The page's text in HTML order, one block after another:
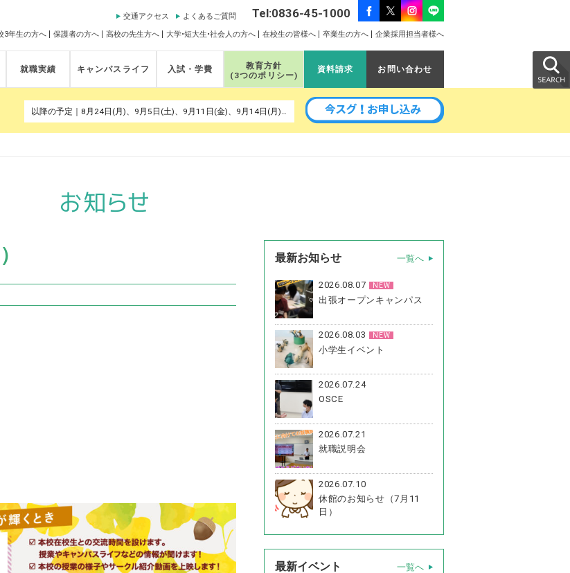
3年生の方へ 保護者の方へ 高校の先生方へ 大学•短大生•社会人の方へ 在校生の皆様へ 卒業生の方へ 企業採用担当者様へ
Tel:0836-45-1000
交通アクセス よくあるご質問
就職実績 キャンパスライフ 入試・学費
教育方針
(3つのポリシー)
資料請求 お問い合わせ
以降の予定｜8月24日(月)、9月5日(土)、9月11日(金)、9月14日(月)、9月16日(水)、9月26日(土)、10月3日(土)、10月24日(土)
最新お知らせ 一覧へ
2026.08.07 NEW
出張オープンキャンパス
2026.08.03 NEW
小学生イベント
2026.07.24
OSCE
2026.07.21
就職説明会
2026.07.10
休館のお知らせ（7月11
日）
最新イベント 一覧へ